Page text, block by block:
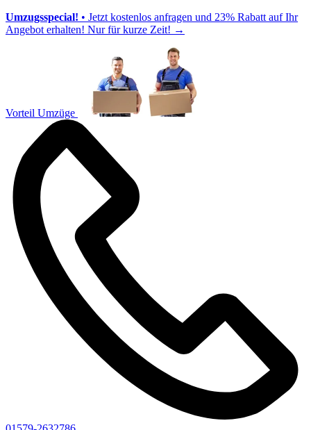
Umzugsspecial! • Jetzt kostenlos anfragen und 23% Rabatt auf Ihr
Angebot erhalten! Nur für kurze Zeit! →
Vorteil Umzüge